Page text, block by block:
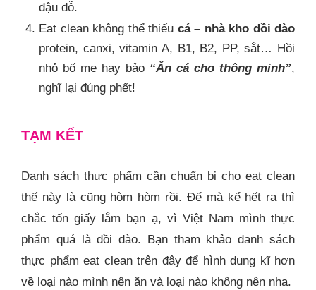
đậu đỗ.
Eat clean không thể thiếu cá – nhà kho dồi dào
protein, canxi, vitamin A, B1, B2, PP, sắt… Hồi
nhỏ bố mẹ hay bảo “Ăn cá cho thông minh”,
nghĩ lại đúng phết!
TẠM KẾT
Danh sách thực phẩm cần chuẩn bị cho eat clean
thế này là cũng hòm hòm rồi. Để mà kể hết ra thì
chắc tốn giấy lắm bạn ạ, vì Việt Nam mình thực
phẩm quá là dồi dào. Bạn tham khảo danh sách
thực phẩm eat clean trên đây để hình dung kĩ hơn
về loại nào mình nên ăn và loại nào không nên nha.